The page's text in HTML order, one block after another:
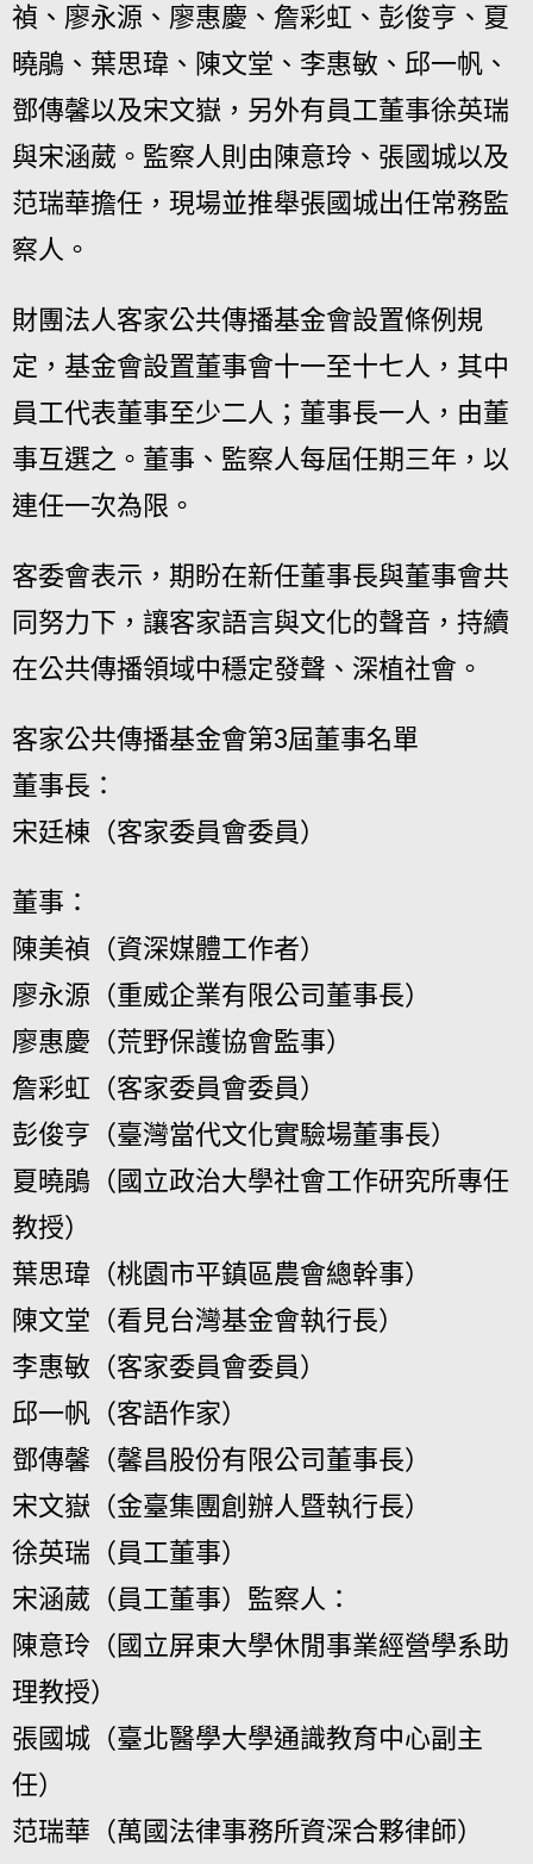
禎、廖永源、廖惠慶、詹彩虹、彭俊亨、夏
曉鵑、葉思瑋、陳文堂、李惠敏、邱一帆、
鄧傳馨以及宋文嶽，另外有員工董事徐英瑞
與宋涵葳。監察人則由陳意玲、張國城以及
范瑞華擔任，現場並推舉張國城出任常務監
察人。
財團法人客家公共傳播基金會設置條例規
定，基金會設置董事會十一至十七人，其中
員工代表董事至少二人；董事長一人，由董
事互選之。董事、監察人每屆任期三年，以
連任一次為限。
客委會表示，期盼在新任董事長與董事會共
同努力下，讓客家語言與文化的聲音，持續
在公共傳播領域中穩定發聲、深植社會。
客家公共傳播基金會第3屆董事名單
董事長：
宋廷棟（客家委員會委員）
董事：
陳美禎（資深媒體工作者）
廖永源（重威企業有限公司董事長）
廖惠慶（荒野保護協會監事）
詹彩虹（客家委員會委員）
彭俊亨（臺灣當代文化實驗場董事長）
夏曉鵑（國立政治大學社會工作研究所專任
教授）
葉思瑋（桃園市平鎮區農會總幹事）
陳文堂（看見台灣基金會執行長）
李惠敏（客家委員會委員）
邱一帆（客語作家）
鄧傳馨（馨昌股份有限公司董事長）
宋文嶽（金臺集團創辦人暨執行長）
徐英瑞（員工董事）
宋涵葳（員工董事）監察人：
陳意玲（國立屏東大學休閒事業經營學系助
理教授）
張國城（臺北醫學大學通識教育中心副主
任）
范瑞華（萬國法律事務所資深合夥律師）